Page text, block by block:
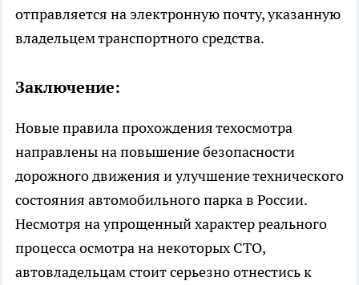
отправляется на электронную почту, указанную
владельцем транспортного средства.
Заключение:
Новые правила прохождения техосмотра
направлены на повышение безопасности
дорожного движения и улучшение технического
состояния автомобильного парка в России.
Несмотря на упрощенный характер реального
процесса осмотра на некоторых СТО,
автовладельцам стоит серьезно отнестись к